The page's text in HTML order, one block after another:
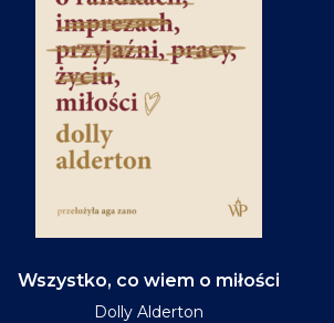
Wszystko, co wiem o miłości
Dolly Alderton